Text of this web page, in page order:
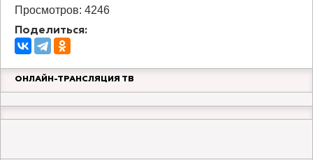
Просмотров: 4246
Поделиться:
ОНЛАЙН-ТРАНСЛЯЦИЯ ТВ